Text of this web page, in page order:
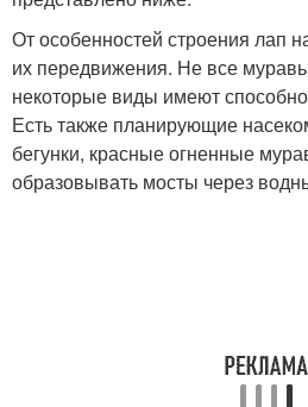
От особенностей строения лап
их передвижения. Не все
некоторые виды имеют
Есть также планирующие
бегунки, красные огненные
образовывать мосты через